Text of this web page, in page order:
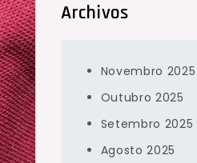
Archivos
Novembro 2025
Outubro 2025
Setembro 2025
Agosto 2025